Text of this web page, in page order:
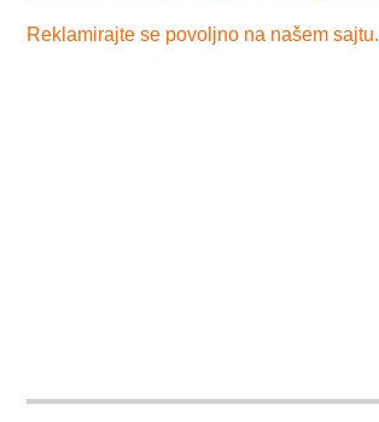
Reklamirajte se povoljno na našem sajtu.